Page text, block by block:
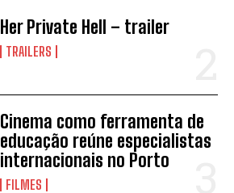
Her Private Hell – trailer
TRAILERS
Cinema como ferramenta de
educação reúne especialistas
internacionais no Porto
FILMES